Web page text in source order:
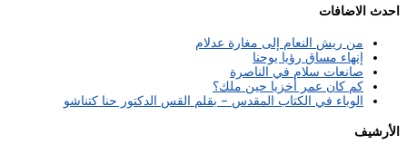
احدث الاضافات
من ريش النعام إلى مغارة عدلام
إنهاء مساق رؤيا يوحنا
صانعات سلام في الناصرة
كم كان عمر أخزيا حين ملك؟
الوباء في الكتاب المقدس – بقلم القس الدكتور حنا كتناشو
الأرشيف